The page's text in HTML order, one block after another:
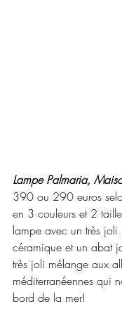
Lampe Palmaria,
390 ou 290 euros
en 3 couleurs et 2
lampe avec un très
céramique et un abat
très joli mélange aux
méditerranéennes qui
bord de la mer!